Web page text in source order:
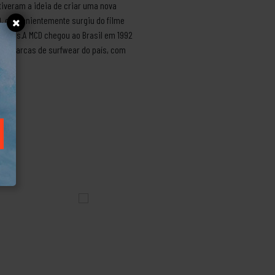
a ideia de criar uma nova
convenientemente surgiu do filme
MCD chegou ao Brasil em 1992
marcas de surfwear do país, com